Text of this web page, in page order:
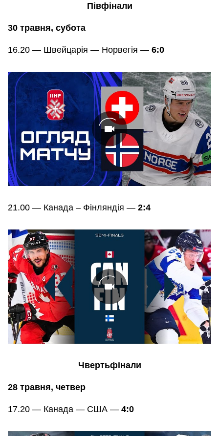
Півфінали
30 травня, субота
16.20 — Швейцарія — Норвегія — 6:0
21.00 — Канада – Фінляндія — 2:4
Чвертьфінали
28 травня, четвер
17.20 — Канада — США — 4:0